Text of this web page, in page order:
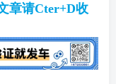
章请Cter+D收